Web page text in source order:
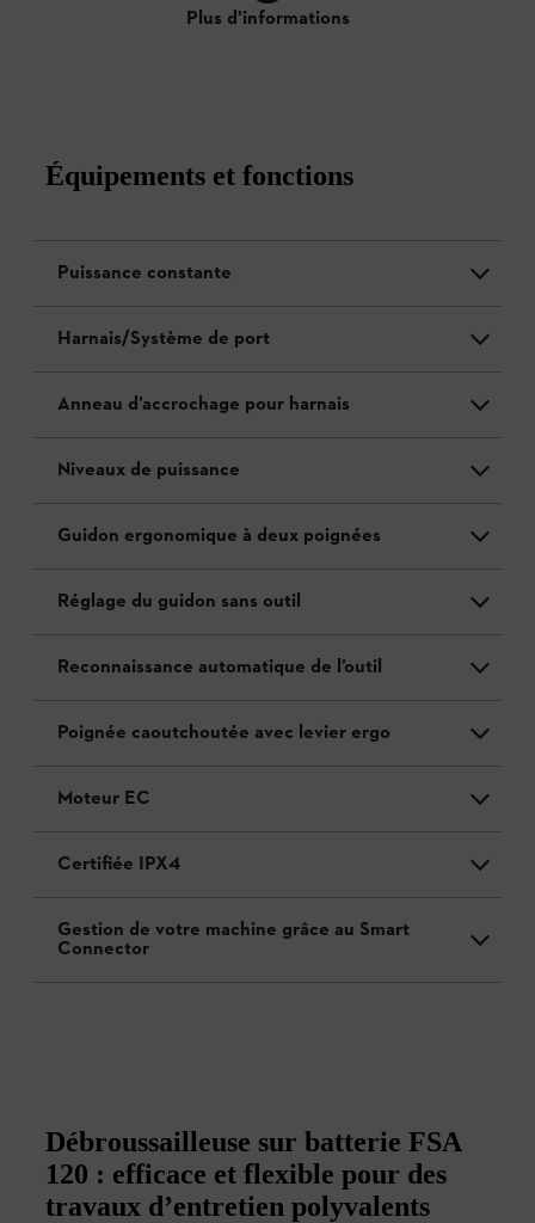
Plus d'informations
Équipements et fonctions
Puissance constante
Harnais/Système de port
Anneau d’accrochage pour harnais
Niveaux de puissance
Guidon ergonomique à deux poignées
Réglage du guidon sans outil
Reconnaissance automatique de l’outil
Poignée caoutchoutée avec levier ergo
Moteur EC
Certifiée IPX4
Gestion de votre machine grâce au Smart
Connector
Débroussailleuse sur batterie FSA
120 : efficace et flexible pour des
travaux d’entretien polyvalents